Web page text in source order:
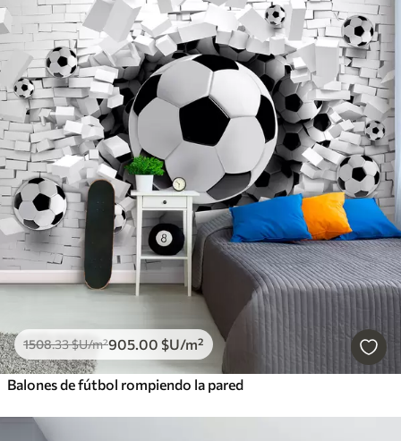
1508.33$U/m²905.00 $U/m²
Balones de fútbol rompiendo la pared